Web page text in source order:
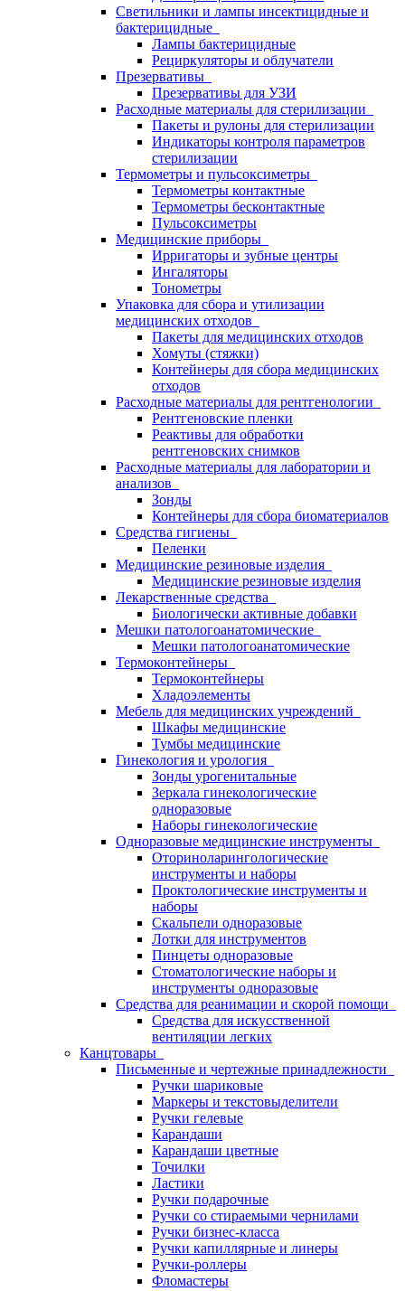
Светильники и лампы инсектицидные и
бактерицидные
Лампы бактерицидные
Рециркуляторы и облучатели
Презервативы
Презервативы для УЗИ
Расходные материалы для стерилизации
Пакеты и рулоны для стерилизации
Индикаторы контроля параметров
стерилизации
Термометры и пульсоксиметры
Термометры контактные
Термометры бесконтактные
Пульсоксиметры
Медицинские приборы
Ирригаторы и зубные центры
Ингаляторы
Тонометры
Упаковка для сбора и утилизации
медицинских отходов
Пакеты для медицинских отходов
Хомуты (стяжки)
Контейнеры для сбора медицинских
отходов
Расходные материалы для рентгенологии
Рентгеновские пленки
Реактивы для обработки
рентгеновских снимков
Расходные материалы для лаборатории и
анализов
Зонды
Контейнеры для сбора биоматериалов
Средства гигиены
Пеленки
Медицинские резиновые изделия
Медицинские резиновые изделия
Лекарственные средства
Биологически активные добавки
Мешки патологоанатомические
Мешки патологоанатомические
Термоконтейнеры
Термоконтейнеры
Хладоэлементы
Мебель для медицинских учреждений
Шкафы медицинские
Тумбы медицинские
Гинекология и урология
Зонды урогенитальные
Зеркала гинекологические
одноразовые
Наборы гинекологические
Одноразовые медицинские инструменты
Оториноларингологические
инструменты и наборы
Проктологические инструменты и
наборы
Скальпели одноразовые
Лотки для инструментов
Пинцеты одноразовые
Стоматологические наборы и
инструменты одноразовые
Средства для реанимации и скорой помощи
Средства для искусственной
вентиляции легких
Канцтовары
Письменные и чертежные принадлежности
Ручки шариковые
Маркеры и текстовыделители
Ручки гелевые
Карандаши
Карандаши цветные
Точилки
Ластики
Ручки подарочные
Ручки со стираемыми чернилами
Ручки бизнес-класса
Ручки капиллярные и линеры
Ручки-роллеры
Фломастеры